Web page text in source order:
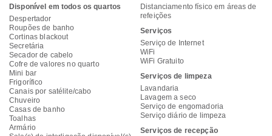
Disponível em todos os quartos
Despertador
Roupões de banho
Cortinas blackout
Secretária
Secador de cabelo
Cofre de valores no quarto
Mini bar
Frigorífico
Canais por satélite/cabo
Chuveiro
Casas de banho
Toalhas
Armário
Distanciamento físico em áreas de
refeições
Serviços
Serviço de Internet
WiFi
WiFi Gratuito
Serviços de limpeza
Lavandaria
Lavagem a seco
Serviço de engomadoria
Serviço diário de limpeza
Serviços de recepção